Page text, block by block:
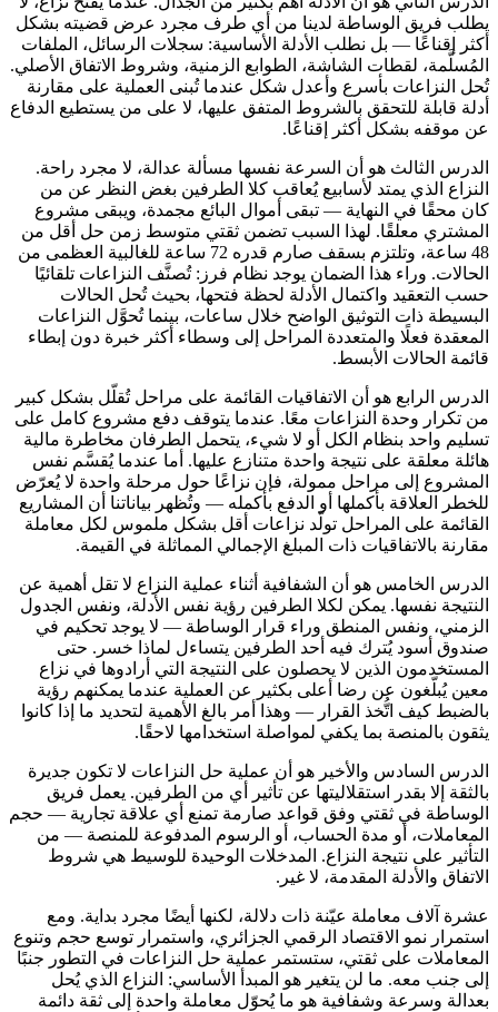
يطلب فريق الوساطة لدينا من أي طرف مجرد عرض قضيته بشكل
أكثر إقناعًا — بل نطلب الأدلة الأساسية: سجلات الرسائل، الملفات
المُسلَّمة، لقطات الشاشة، الطوابع الزمنية، وشروط الاتفاق الأصلي.
تُحل النزاعات بأسرع وأعدل شكل عندما تُبنى العملية على مقارنة
أدلة قابلة للتحقق بالشروط المتفق عليها، لا على من يستطيع الدفاع
عن موقفه بشكل أكثر إقناعًا.
الدرس الثالث هو أن السرعة نفسها مسألة عدالة، لا مجرد راحة.
النزاع الذي يمتد لأسابيع يُعاقب كلا الطرفين بغض النظر عن من
كان محقًا في النهاية — تبقى أموال البائع مجمدة، ويبقى مشروع
المشتري معلقًا. لهذا السبب تضمن ثقتي متوسط زمن حل أقل من
48 ساعة، وتلتزم بسقف صارم قدره 72 ساعة للغالبية العظمى من
الحالات. وراء هذا الضمان يوجد نظام فرز: تُصنَّف النزاعات تلقائيًا
حسب التعقيد واكتمال الأدلة لحظة فتحها، بحيث تُحل الحالات
البسيطة ذات التوثيق الواضح خلال ساعات، بينما تُحوَّل النزاعات
المعقدة فعلًا والمتعددة المراحل إلى وسطاء أكثر خبرة دون إبطاء
قائمة الحالات الأبسط.
الدرس الرابع هو أن الاتفاقيات القائمة على مراحل تُقلّل بشكل كبير
من تكرار وحدة النزاعات معًا. عندما يتوقف دفع مشروع كامل على
تسليم واحد بنظام الكل أو لا شيء، يتحمل الطرفان مخاطرة مالية
هائلة معلقة على نتيجة واحدة متنازع عليها. أما عندما يُقسَّم نفس
المشروع إلى مراحل ممولة، فإن نزاعًا حول مرحلة واحدة لا يُعرّض
للخطر العلاقة بأكملها أو الدفع بأكمله — وتُظهر بياناتنا أن المشاريع
القائمة على المراحل تولّد نزاعات أقل بشكل ملموس لكل معاملة
مقارنة بالاتفاقيات ذات المبلغ الإجمالي المماثلة في القيمة.
الدرس الخامس هو أن الشفافية أثناء عملية النزاع لا تقل أهمية عن
النتيجة نفسها. يمكن لكلا الطرفين رؤية نفس الأدلة، ونفس الجدول
الزمني، ونفس المنطق وراء قرار الوساطة — لا يوجد تحكيم في
صندوق أسود يُترك فيه أحد الطرفين يتساءل لماذا خسر. حتى
المستخدمون الذين لا يحصلون على النتيجة التي أرادوها في نزاع
معين يُبلّغون عن رضا أعلى بكثير عن العملية عندما يمكنهم رؤية
بالضبط كيف اتُّخذ القرار — وهذا أمر بالغ الأهمية لتحديد ما إذا كانوا
يثقون بالمنصة بما يكفي لمواصلة استخدامها لاحقًا.
الدرس السادس والأخير هو أن عملية حل النزاعات لا تكون جديرة
بالثقة إلا بقدر استقلاليتها عن تأثير أي من الطرفين. يعمل فريق
الوساطة في ثقتي وفق قواعد صارمة تمنع أي علاقة تجارية — حجم
المعاملات، أو مدة الحساب، أو الرسوم المدفوعة للمنصة — من
التأثير على نتيجة النزاع. المدخلات الوحيدة للوسيط هي شروط
الاتفاق والأدلة المقدمة، لا غير.
عشرة آلاف معاملة عيّنة ذات دلالة، لكنها أيضًا مجرد بداية. ومع
استمرار نمو الاقتصاد الرقمي الجزائري، واستمرار توسع حجم وتنوع
المعاملات على ثقتي، ستستمر عملية حل النزاعات في التطور جنبًا
إلى جنب معه. ما لن يتغير هو المبدأ الأساسي: النزاع الذي يُحل
بعدالة وسرعة وشفافية هو ما يُحوّل معاملة واحدة إلى ثقة دائمة